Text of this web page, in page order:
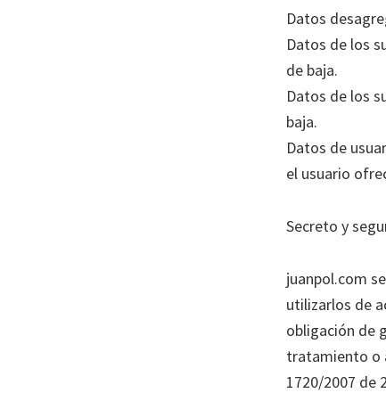
Datos
Datos de los
de baja.
Datos de los
baja.
Datos de
el usuario
Secreto y
juanpol.com
utilizarlos de
obligación de
tratamiento o
1720/2007 de